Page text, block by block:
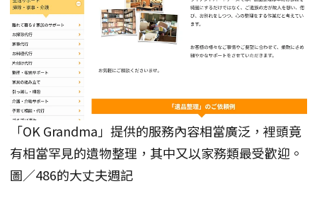
「OK Grandma」提供的服務內容相當廣泛，裡頭竟
有相當罕見的遺物整理，其中又以家務類最受歡迎。
圖／486的大丈夫週記